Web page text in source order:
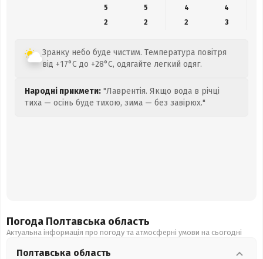
5
5 4
4
2
2 2 3
Зранку небо буде чистим. Температура повітря
від +17°C до +28°C, одягайте легкий одяг.
Народні прикмети: "Лаврентія. Якщо вода в річці
тиха — осінь буде тихою, зима — без завірюх."
Погода Полтавська область
Актуальна інформація про погоду та атмосферні умови на сьогодні
Полтавська область